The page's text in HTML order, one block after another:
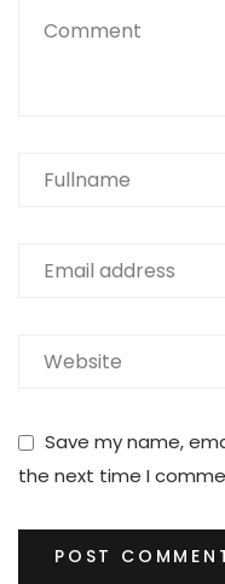
Save my name,
the next time I